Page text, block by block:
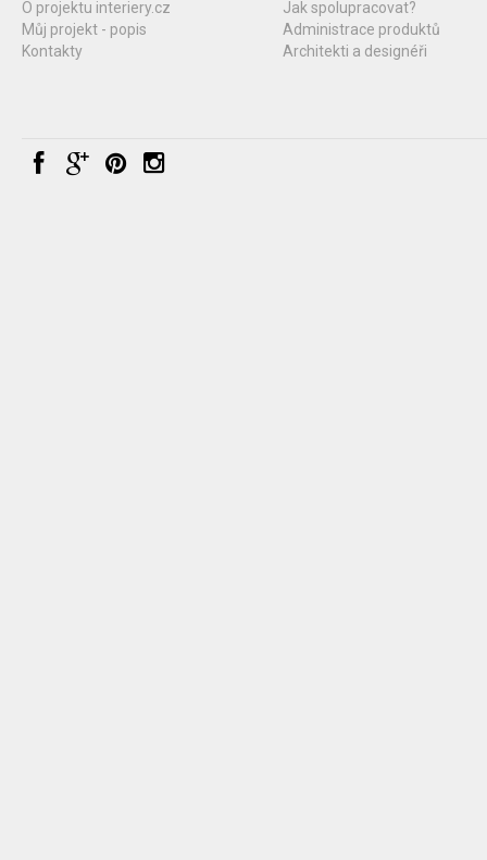
O projektu interiery.cz
Můj projekt - popis
Kontakty
Jak spolupracovat?
Administrace produktů
Architekti a designéři